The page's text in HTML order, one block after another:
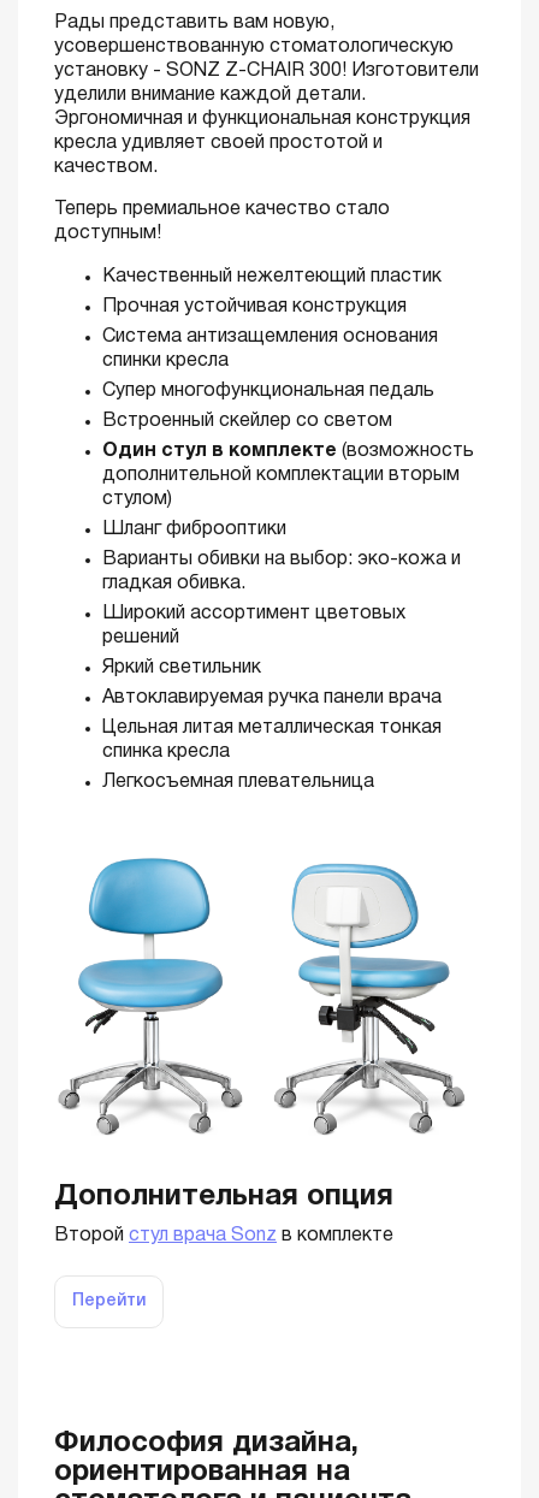
Рады представить вам новую,
усовершенствованную стоматологическую
установку - SONZ Z-CHAIR 300! Изготовители
уделили внимание каждой детали.
Эргономичная и функциональная конструкция
кресла удивляет своей простотой и
качеством.
Теперь премиальное качество стало
доступным!
Качественный нежелтеющий пластик
Прочная устойчивая конструкция
Система антизащемления основания
спинки кресла
Супер многофункциональная педаль
Встроенный скейлер со светом
Один стул в комплекте (возможность
дополнительной комплектации вторым
стулом)
Шланг фиброоптики
Варианты обивки на выбор: эко-кожа и
гладкая обивка.
Широкий ассортимент цветовых
решений
Яркий светильник
Автоклавируемая ручка панели врача
Цельная литая металлическая тонкая
спинка кресла
Легкосъемная плевательница
Дополнительная опция
Второй стул врача Sonz в комплекте
Перейти
Философия дизайна,
ориентированная на